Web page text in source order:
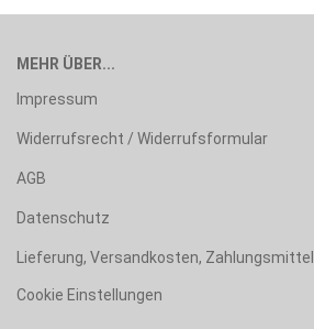
MEHR ÜBER...
Impressum
Widerrufsrecht / Widerrufsformular
AGB
Datenschutz
Lieferung, Versandkosten, Zahlungsmittel
Cookie Einstellungen